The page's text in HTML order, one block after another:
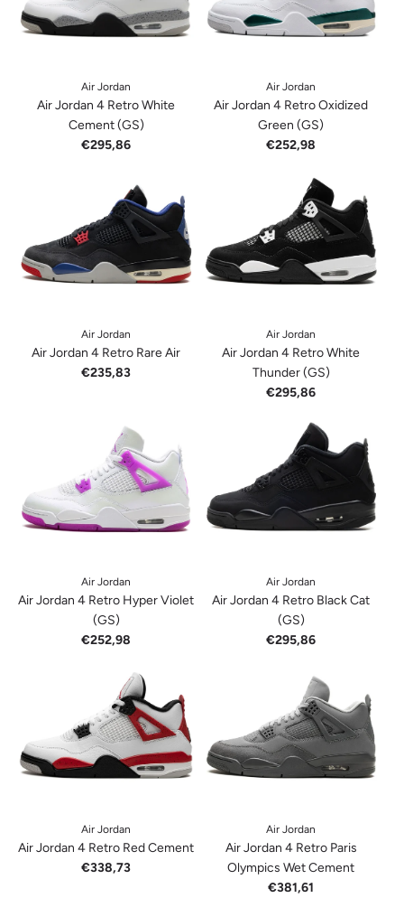
Air Jordan
Air Jordan 4 Retro White
Cement (GS)
€295,86
Air Jordan
Air Jordan 4 Retro Oxidized
Green (GS)
€252,98
Air Jordan
Air Jordan 4 Retro Rare Air
€235,83
Air Jordan
Air Jordan 4 Retro White
Thunder (GS)
€295,86
Air Jordan
Air Jordan 4 Retro Hyper Violet
(GS)
€252,98
Air Jordan
Air Jordan 4 Retro Black Cat
(GS)
€295,86
Air Jordan
Air Jordan 4 Retro Red Cement
€338,73
Air Jordan
Air Jordan 4 Retro Paris
Olympics Wet Cement
€381,61